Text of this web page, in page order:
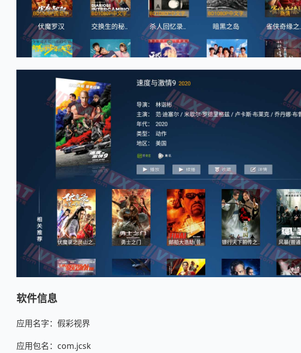
软件信息
应用名字：假彩视界
应用包名：com.jcsk